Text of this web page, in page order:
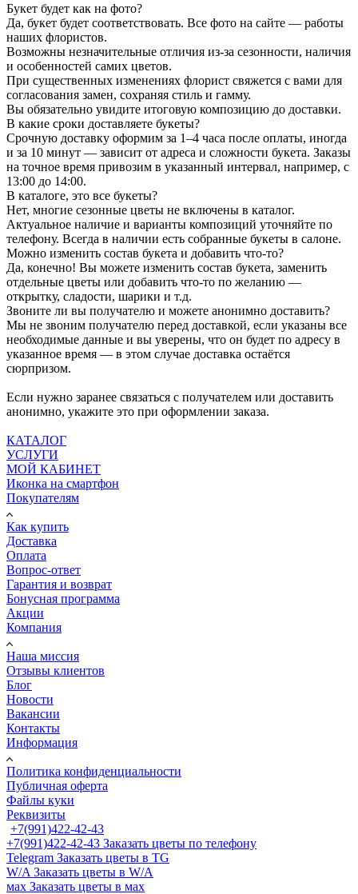
Букет будет как на фото?
Да, букет будет соответствовать. Все фото на сайте — работы
наших флористов.
Возможны незначительные отличия из-за сезонности, наличия
и особенностей самих цветов.
При существенных изменениях флорист свяжется с вами для
согласования замен, сохраняя стиль и гамму.
Вы обязательно увидите итоговую композицию до доставки.
В какие сроки доставляете букеты?
Срочную доставку оформим за 1–4 часа после оплаты, иногда
и за 10 минут — зависит от адреса и сложности букета. Заказы
на точное время привозим в указанный интервал, например, с
13:00 до 14:00.
В каталоге, это все букеты?
Нет, многие сезонные цветы не включены в каталог.
Актуальное наличие и варианты композиций уточняйте по
телефону. Всегда в наличии есть собранные букеты в салоне.
Можно изменить состав букета и добавить что-то?
Да, конечно! Вы можете изменить состав букета, заменить
отдельные цветы или добавить что-то по желанию —
открытку, сладости, шарики и т.д.
Звоните ли вы получателю и можете анонимно доставить?
Мы не звоним получателю перед доставкой, если указаны все
необходимые данные и вы уверены, что он будет по адресу в
указанное время — в этом случае доставка остаётся
сюрпризом.
Если нужно заранее связаться с получателем или доставить
анонимно, укажите это при оформлении заказа.
КАТАЛОГ
УСЛУГИ
МОЙ КАБИНЕТ
Иконка на смартфон
Покупателям
Как купить
Доставка
Оплата
Вопрос-ответ
Гарантия и возврат
Бонусная программа
Акции
Компания
Наша миссия
Отзывы клиентов
Блог
Новости
Вакансии
Контакты
Информация
Политика конфиденциальности
Публичная оферта
Файлы куки
Реквизиты
+7(991)422-42-43
+7(991)422-42-43 Заказать цветы по телефону
Telegram Заказать цветы в TG
W/A Заказать цветы в W/A
мах Заказать цветы в мах